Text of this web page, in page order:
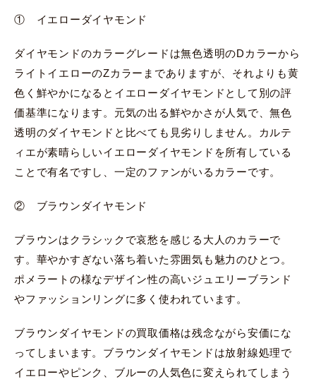
① イエローダイヤモンド
ダイヤモンドのカラーグレードは無色透明のDカラーから
ライトイエローのZカラーまでありますが、それよりも黄
色く鮮やかになるとイエローダイヤモンドとして別の評
価基準になります。元気の出る鮮やかさが人気で、無色
透明のダイヤモンドと比べても見劣りしません。カルテ
ィエが素晴らしいイエローダイヤモンドを所有している
ことで有名ですし、一定のファンがいるカラーです。
② ブラウンダイヤモンド
ブラウンはクラシックで哀愁を感じる大人のカラーで
す。華やかすぎない落ち着いた雰囲気も魅力のひとつ。
ポメラートの様なデザイン性の高いジュエリーブランド
やファッションリングに多く使われています。
ブラウンダイヤモンドの買取価格は残念ながら安価にな
ってしまいます。ブラウンダイヤモンドは放射線処理で
イエローやピンク、ブルーの人気色に変えられてしまう